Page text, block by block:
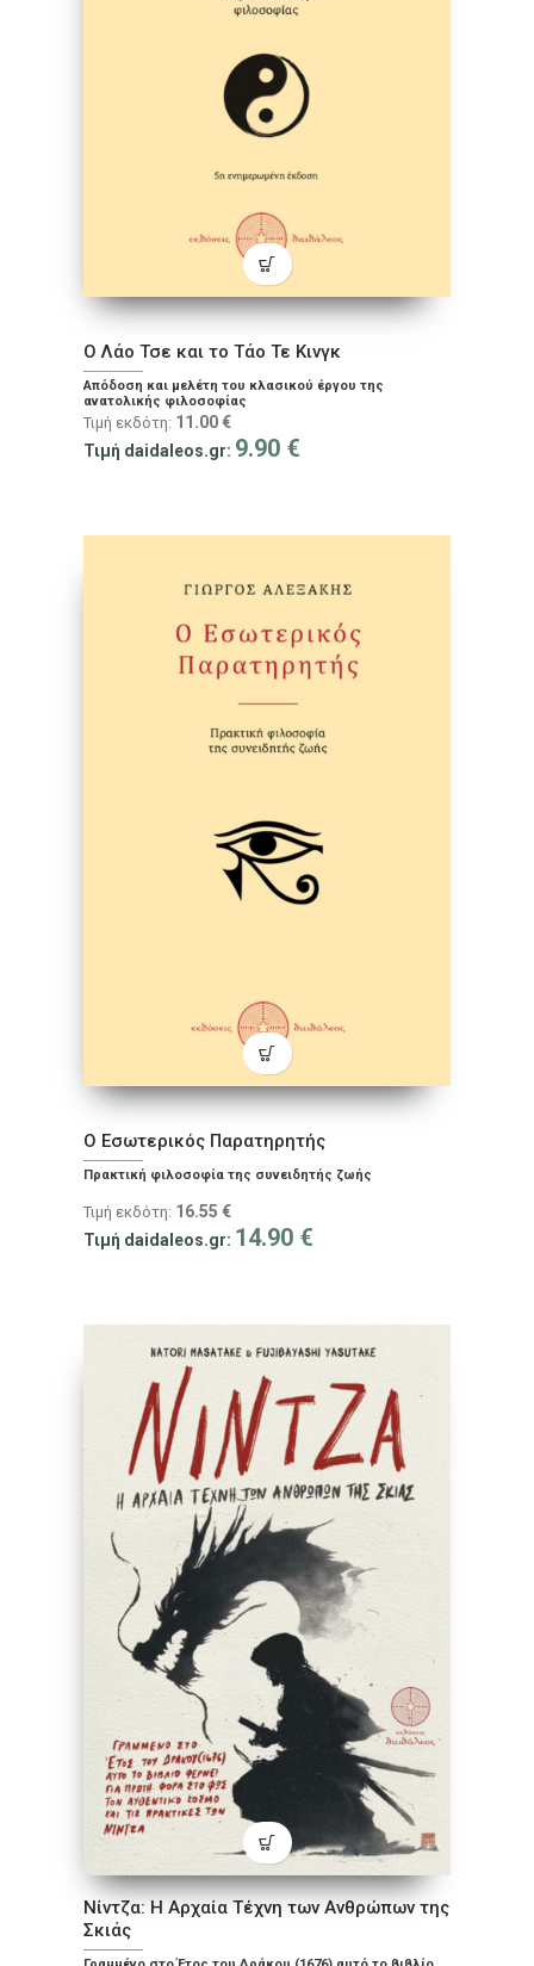
Ο Λάο Τσε και το Τάο Τε Κινγκ
Απόδοση και μελέτη του κλασικού έργου της
ανατολικής φιλοσοφίας
Τιμή εκδότη: 11.00 €
Τιμή daidaleos.gr: 9.90 €
Ο Εσωτερικός Παρατηρητής
Πρακτική φιλοσοφία της συνειδητής ζωής
Τιμή εκδότη: 16.55 €
Τιμή daidaleos.gr: 14.90 €
Νίντζα: Η Αρχαία Τέχνη των Ανθρώπων της
Σκιάς